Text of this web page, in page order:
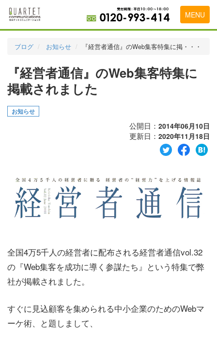
MENU
実績・お客様の声
初めて導入をお考えの方
代理店の乗り換えをお考えの方
会社概要
お問い合わせ
ブログ お知らせ 『経営者通信』のWeb集客特集に掲・・・
『経営者通信』のWeb集客特集に
掲載されました
お知らせ
公開日： 2014年06月10日
更新日： 2020年11月18日
全国4万5千人の経営者に配布される経営者通信vol.32
の『Web集客を成功に導く参謀たち』という特集で弊
社が掲載されました。
すぐに見込顧客を集められる中小企業のためのWebマ
ーケ術、と題しまして、